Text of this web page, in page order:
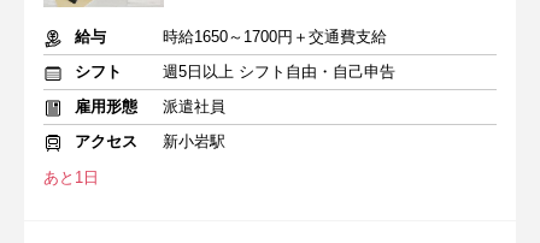
給与
時給1650～1700円＋交通費支給
シフト
週5日以上 シフト自由・自己申告
雇用形態
派遣社員
アクセス
新小岩駅
あと1日